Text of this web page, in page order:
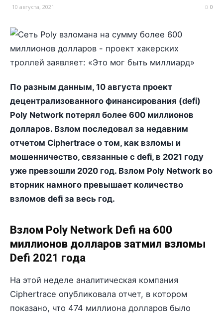
10 августа, 2021 0
По разным данным, 10 августа проект
децентрализованного финансирования (defi)
Poly Network потерял более 600 миллионов
долларов. Взлом последовал за недавним
отчетом Ciphertrace о том, как взломы и
мошенничество, связанные с defi, в 2021 году
уже превзошли 2020 год. Взлом Poly Network во
вторник намного превышает количество
взломов defi за весь год.
Взлом Poly Network Defi на 600
миллионов долларов затмил взломы
Defi 2021 года
На этой неделе аналитическая компания
Ciphertrace опубликовала отчет, в котором
показано, что 474 миллиона долларов было